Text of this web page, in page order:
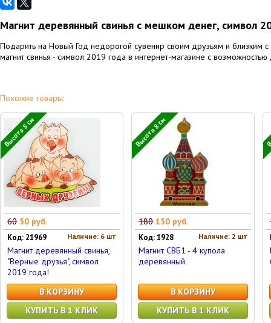
Магнит деревянный свинья с мешком денег, символ
Подарить на Новый Год недорогой сувенир своим друзьям и близким
магнит cвинья - символ 2019 года в интернет-магазине с
Похожие товары:
Высота 8 см
60 50 руб.
Наличие: 6 шт
Код: 21969
Магнит деревянный свинья,
"Верные друзья", символ
2019 года!
В КОРЗИНУ
КУПИТЬ В 1 КЛИК
Высота 8 см
180 150 руб.
Наличие: 2 шт
Код: 1928
Магнит СВБ1 - 4 купола
деревянный
В КОРЗИНУ
КУПИТЬ В 1 КЛИК